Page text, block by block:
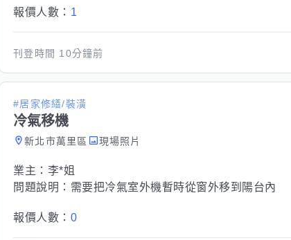
報價人數： 1
刊登時間 10分鐘前
#居家修繕/裝潢
冷氣移機
新北市萬里區 現場照片
業主： 李*姐
問題說明： 需要把冷氣室外機暫時從窗外移到陽台內
報價人數： 0